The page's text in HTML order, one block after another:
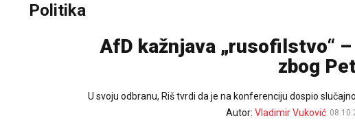
Politika
AfD kažnjava „rusofilstvo“
zbog
U svoju odbranu, Riš tvrdi da je na konferenciju dospio
Autor: Vladimir Vuković